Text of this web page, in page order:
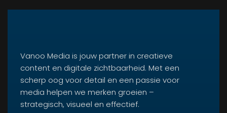
Vanoo Media is jouw partner in creatieve
content en digitale zichtbaarheid. Met een
scherp oog voor detail en een passie voor
media helpen we merken groeien –
strategisch, visueel en effectief.